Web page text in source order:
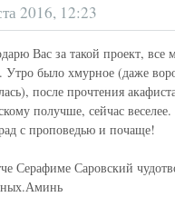
2016, 12:23
Вас за такой проект, все
Утро было хмурное (даже
после прочтения
получше, сейчас
с проповедью и почаще!
Серафиме Саровский